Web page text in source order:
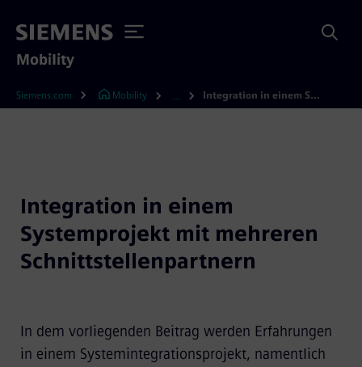
Mobility
Siemens.com Mobility Integration in einem Systemprojekt mit mehreren Schnittstellenpartnern
Integration in einem
Systemprojekt mit mehreren
Schnittstellenpartnern
In dem vorliegenden Beitrag werden Erfahrungen
in einem Systemintegrationsprojekt, namentlich